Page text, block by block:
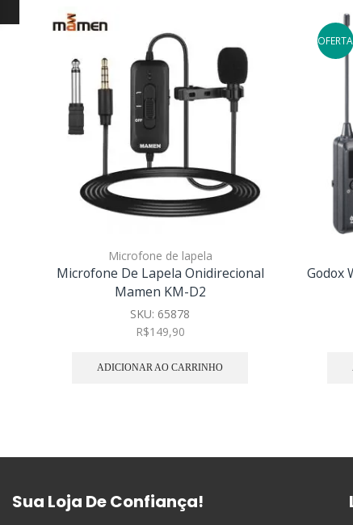
Microfone de lapela
Microfone De Lapela Onidirecional
Mamen KM-D2
SKU: 65878
R$149,90
ADICIONAR AO CARRINHO
OFERTA
Godox
Sua Loja De Confiança!